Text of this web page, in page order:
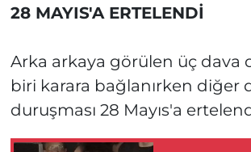
28 MAYIS'A ERTELENDİ
Arka arkaya görülen üç dava
biri karara bağlanırken diğer
duruşması 28 Mayıs'a